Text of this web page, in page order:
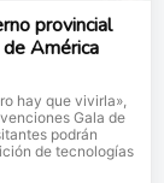
provincial
América
hay que vivirla»,
Gala de
podrán
de tecnologías